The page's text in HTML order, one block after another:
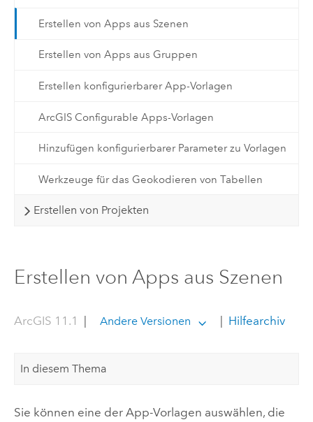
Erstellen von Apps aus Szenen
Erstellen von Apps aus Gruppen
Erstellen konfigurierbarer App-Vorlagen
ArcGIS Configurable Apps-Vorlagen
Hinzufügen konfigurierbarer Parameter zu Vorlagen
Werkzeuge für das Geokodieren von Tabellen
Erstellen von Projekten
Erstellen von Apps aus Szenen
ArcGIS 11.1 Andere Versionen Hilfearchiv
In diesem Thema
Sie können eine der App-Vorlagen auswählen, die